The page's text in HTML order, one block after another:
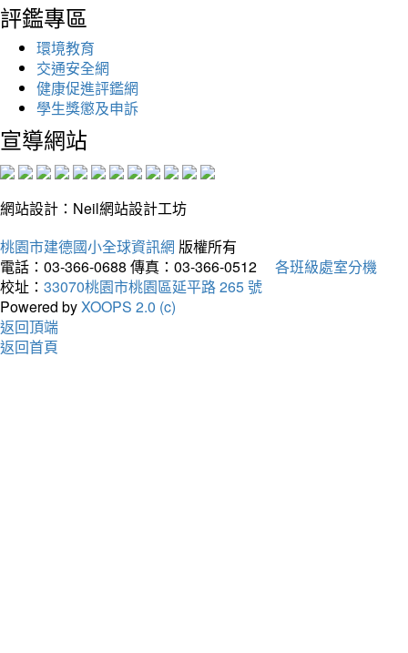
評鑑專區
環境教育
交通安全網
健康促進評鑑網
學生獎懲及申訴
宣導網站
網站設計：Neil網站設計工坊
桃園市建德國小全球資訊網 版權所有
電話：03-366-0688 傳真：03-366-0512
各班級處室分機
校址： 33070桃園市桃園區延平路 265 號
Powered byXOOPS 2.0 (c)
返回頂端
返回首頁